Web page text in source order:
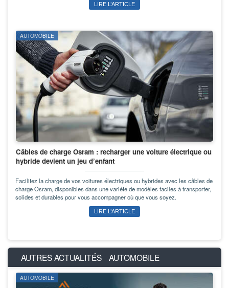
LIRE L’ARTICLE
AUTOMOBILE
Câbles de charge Osram : recharger une voiture électrique ou
hybride devient un jeu d’enfant
Facilitez la charge de vos voitures électriques ou hybrides avec les câbles de
charge Osram, disponibles dans une variété de modèles faciles à transporter,
solides et durables pour vous accompagner où que vous soyez.
LIRE L’ARTICLE
AUTRES ACTUALITÉS AUTOMOBILE
AUTOMOBILE